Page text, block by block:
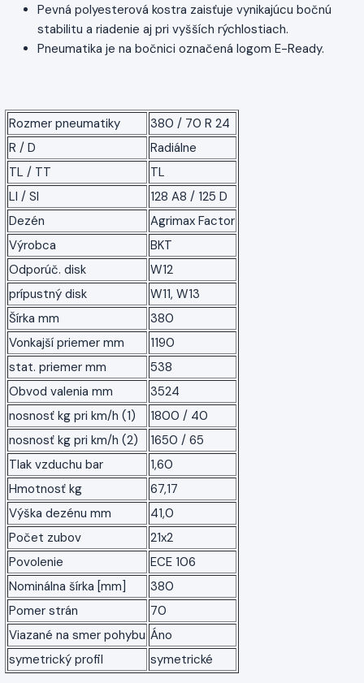
Pevná polyesterová kostra zaisťuje vynikajúcu bočnú
stabilitu a riadenie aj pri vyšších rýchlostiach.
Pneumatika je na bočnici označená logom E-Ready.
Rozmer pneumatiky
380 / 70 R 24
R / D
Radiálne
TL / TT
TL
LI / SI
128 A8 / 125 D
Dezén
Agrimax Factor
Výrobca
BKT
Odporúč. disk
W12
prípustný disk
W11, W13
Šírka mm
380
Vonkajší priemer mm
1190
stat. priemer mm
538
Obvod valenia mm
3524
nosnosť kg pri km/h (1)
1800 / 40
nosnosť kg pri km/h (2)
1650 / 65
Tlak vzduchu bar
1,60
Hmotnosť kg
67,17
Výška dezénu mm
41,0
Počet zubov
21x2
Povolenie
ECE 106
Nominálna šírka [mm]
380
Pomer strán
70
Viazané na smer pohybu Áno
symetrický profil
symetrické